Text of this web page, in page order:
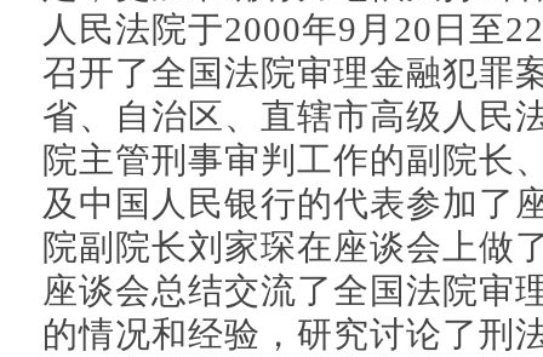
人民法院于2000年9月20日至
召开了全国法院审理金融犯罪
省、自治区、直辖市高级人民
院主管刑事审判工作的副院长
及中国人民银行的代表参加了
院副院长刘家琛在座谈会上做
座谈会总结交流了全国法院审
的情况和经验，研究讨论了刑